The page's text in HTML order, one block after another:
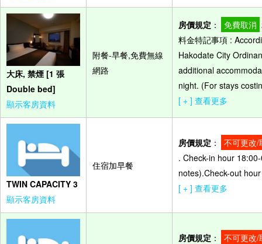
大床, 禁煙 [1 張
Double bed]
顯示客房資料
附餐-早餐,免費無線
網路
房價規定 ： 免費取消
料金特記事項 :
Hakodate City
additional
night. (For stays
[ + ] 查看更多
TWIN CAPACITY 3
顯示客房資料
住宿加早餐
房價規定 ：
不可更改/
. Check-in hour
notes).Check-out
[ + ] 查看更多
房價規定 ：
不可更改/